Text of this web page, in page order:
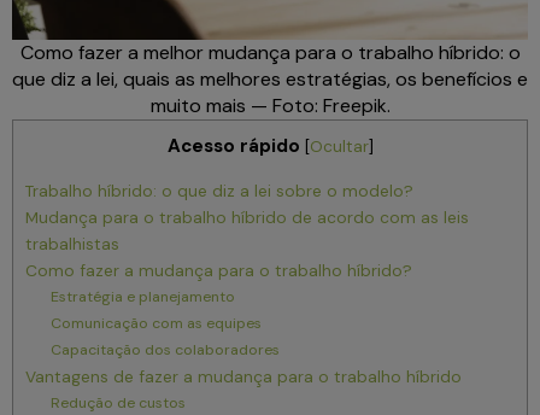
Como fazer a melhor mudança para o trabalho híbrido: o
que diz a lei, quais as melhores estratégias, os benefícios e
muito mais — Foto: Freepik.
Acesso rápido [Ocultar]
Trabalho híbrido: o que diz a lei sobre o modelo?
Mudança para o trabalho híbrido de acordo com as leis
trabalhistas
Como fazer a mudança para o trabalho híbrido?
Estratégia e planejamento
Comunicação com as equipes
Capacitação dos colaboradores
Vantagens de fazer a mudança para o trabalho híbrido
Redução de custos